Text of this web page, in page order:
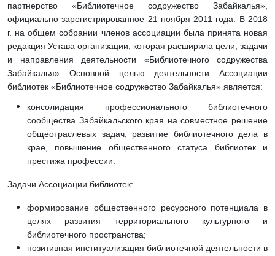
партнерство «Библиотечное содружество Забайкалья»,
официально зарегистрированное 21 ноября 2011 года. В 2018
г. на общем собрании членов ассоциации была принята новая
редакция Устава организации, которая расширила цели, задачи
и направления деятельности «Библиотечного содружества
Забайкалья» Основной целью деятельности Ассоциации
библиотек «Библиотечное содружество Забайкалья» является:
консолидация профессионального библиотечного
сообщества Забайкальского края на совместное решение
общеотраслевых задач, развитие библиотечного дела в
крае, повышение общественного статуса библиотек и
престижа профессии.
Задачи Ассоциации библиотек:
формирование общественного ресурсного потенциала в
целях развития территориального культурного и
библиотечного пространства;
позитивная институализация библиотечной деятельности в